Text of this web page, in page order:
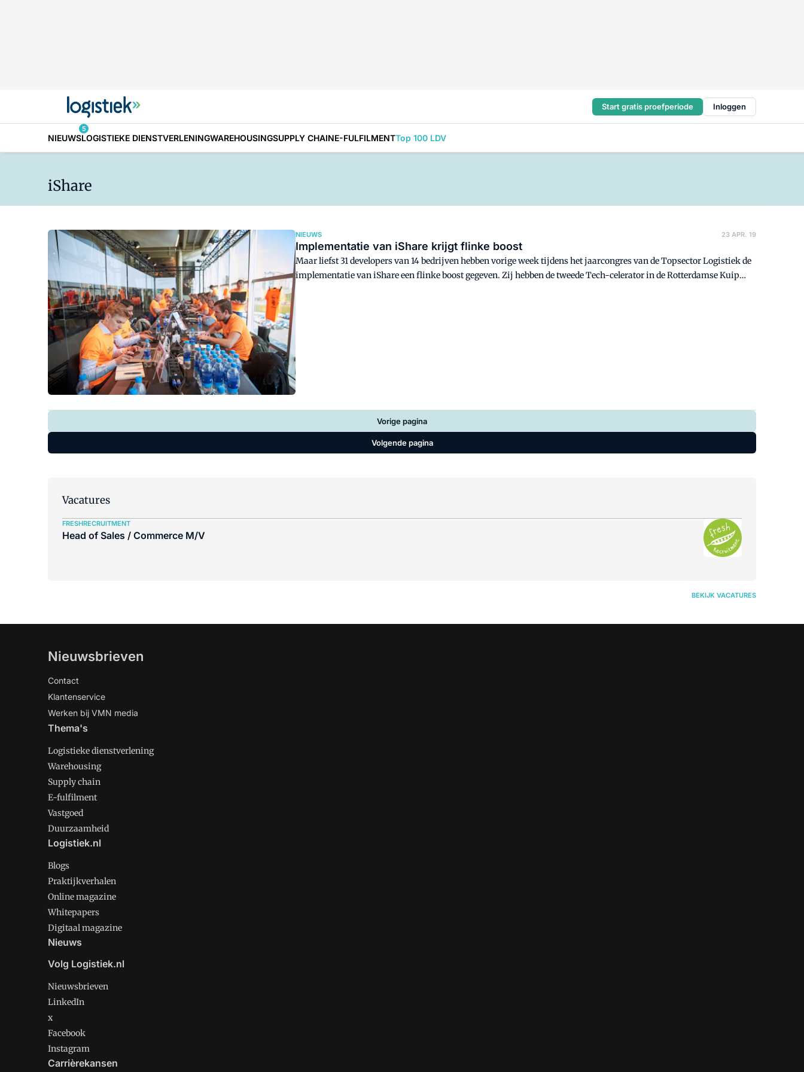
Start gratis proefperiode Inloggen
NIEUWS
5
LOGISTIEKE DIENSTVERLENINGWAREHOUSINGSUPPLY CHAINE-FULFILMENTTop 100 LDV
iShare
NIEUWS 23 APR. 19
Implementatie van iShare krijgt flinke boost
Maar liefst 31 developers van 14 bedrijven hebben vorige week tijdens het jaarcongres van de Topsector Logistiek de
implementatie van iShare een flinke boost gegeven. Zij hebben de tweede Tech-celerator in de Rotterdamse Kuip
Vorige pagina
Volgende pagina
Vacatures
FRESHRECRUITMENT
Head of Sales / Commerce M/V
BEKIJK VACATURES
Nieuwsbrieven
Contact
Klantenservice
Werken bij VMN media
Thema's
Logistieke dienstverlening
Warehousing
Supply chain
E-fulfilment
Vastgoed
Duurzaamheid
Logistiek.nl
Blogs
Praktijkverhalen
Online magazine
Whitepapers
Digitaal magazine
Nieuws
Volg Logistiek.nl
Nieuwsbrieven
LinkedIn
x
Facebook
Instagram
Carrièrekansen